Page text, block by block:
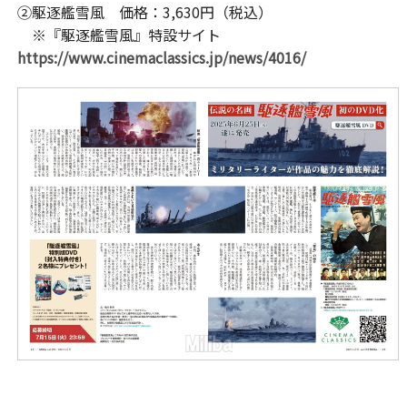
②駆逐艦雪風 価格：3,630円（税込）
※『駆逐艦雪風』特設サイト
https://www.cinemaclassics.jp/news/4016/